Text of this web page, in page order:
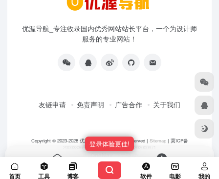
优渥导航_专注收录国内优秀网站站长平台，一个为设计师
服务的专业网站！
友链申请 免责声明 广告合作 关于我们
Copyright © 2023-2028 优渥导航网- All rights reserved | Sitemap| 冀ICP备
20003336号-5|冀公网安备 13108202000971
OneNav强力驱动
首页 工具 博客 软件 电影 我的
登录体验更佳!